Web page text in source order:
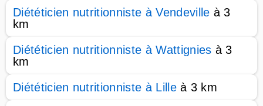
Diététicien nutritionniste à Vendeville à 3
km
Diététicien nutritionniste à Wattignies à 3
km
Diététicien nutritionniste à Lilleà 3 km